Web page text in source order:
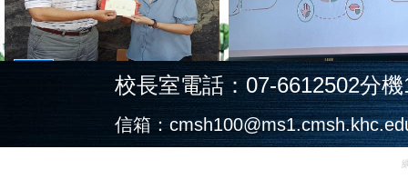
校長室電話：07-6612502分機
信箱：